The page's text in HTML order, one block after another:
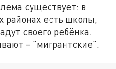
существует: в
районах есть школы,
своего ребёнка.
– "мигрантские".